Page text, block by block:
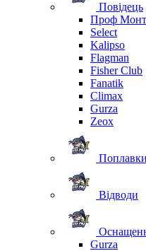
Повідець
Проф
Select
Kalipso
Flagman
Fisher Club
Fanatik
Climax
Gurza
Zeox
Поплавки
Відводи
Gurza